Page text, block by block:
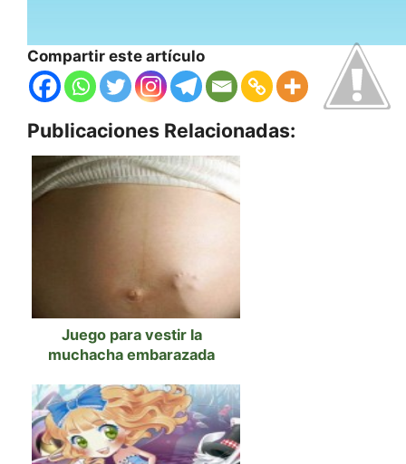
Compartir este artículo
Publicaciones Relacionadas:
Juego para vestir la
muchacha embarazada